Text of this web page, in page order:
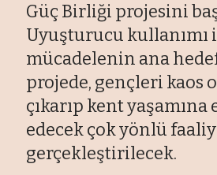
Güç Birliği projesini
Uyuşturucu kullanımı
mücadelenin ana
projede, gençleri kaos
çıkarıp kent yaşamına
edecek çok yönlü
gerçekleştirilecek.